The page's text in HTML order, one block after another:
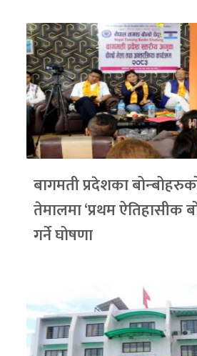
बागमती प्रदेशका
तेमालमा ‘प्रथम ऐतिहासीक
गर्ने घोषणा